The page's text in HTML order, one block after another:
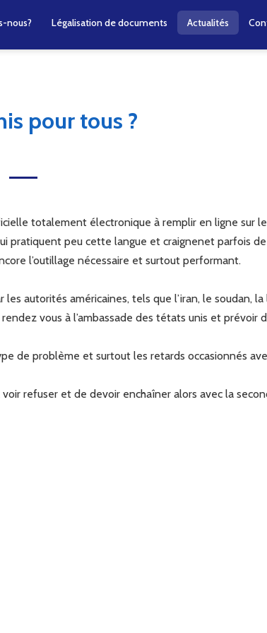
nous? Légalisation de documents Actualités
pour tous ?
totalement électronique à remplir en ligne sur
pratiquent peu cette langue et craignenet parfois
l’outillage nécessaire et surtout performant.
autorités américaines, tels que l’iran, le soudan, la
vous à l’ambassade des tétats unis et prévoir
de problème et surtout les retards occasionnés
refuser et de devoir enchaîner alors avec la